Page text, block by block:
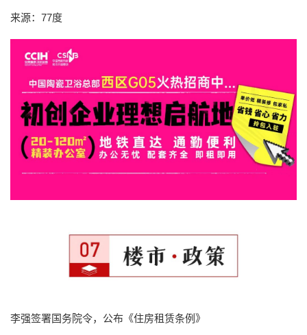
来源：77度
李强签署国务院令，公布《住房租赁条例》